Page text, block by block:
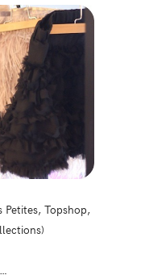
Petites, Topshop,